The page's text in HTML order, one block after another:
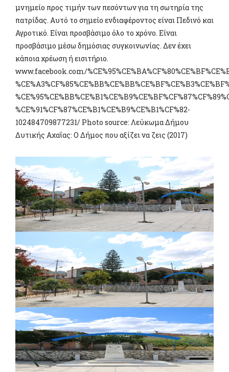
μνημείο προς τιμήν των πεσόντων για τη σωτηρία της
πατρίδας. Αυτό το σημείο ενδιαφέροντος είναι Πεδινό και
Αγροτικό. Είναι προσβάσιμο όλο το χρόνο. Είναι
προσβάσιμο μέσω δημόσιας συγκοινωνίας. Δεν έχει
κάποια χρέωση ή εισιτήριο.
www.facebook.com/
%CE%91%CF%87%CE%B1%CE%B9%CE%B1%CF%82-
102484709877231/ Photo source: Λεύκωμα Δήμου
Δυτικής Αχαΐας: Ο Δήμος που αξίζει να ζεις (2017)